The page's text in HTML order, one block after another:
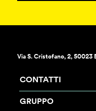
Via S. Cristofano, 2, 50023
CONTATTI
GRUPPO